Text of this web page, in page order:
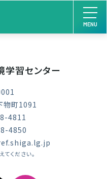
MENU
学習センター
物町1091
4811
4850
ください。